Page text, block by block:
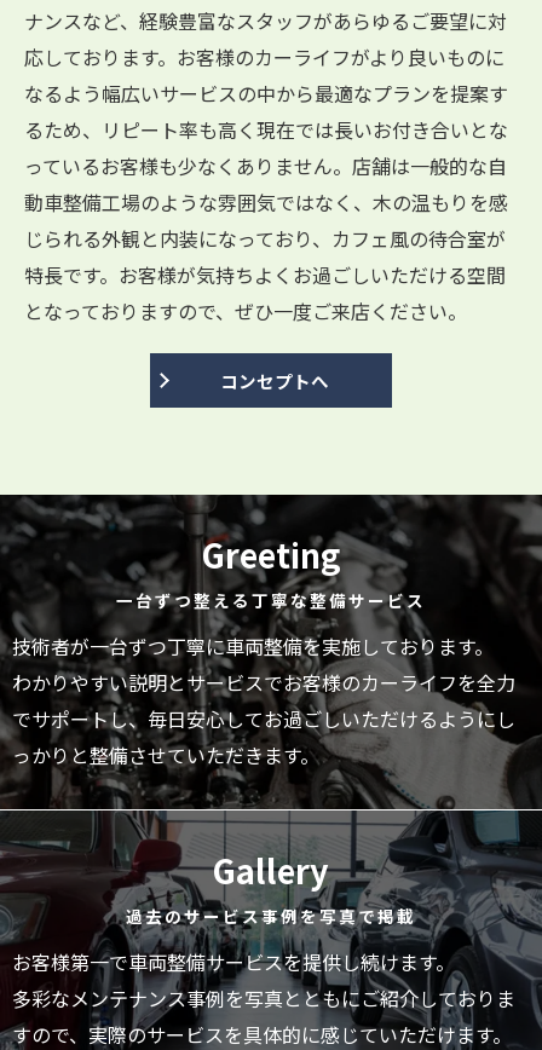
ナンスなど、経験豊富なスタッフがあらゆるご要望に対
応しております。お客様のカーライフがより良いものに
なるよう幅広いサービスの中から最適なプランを提案す
るため、リピート率も高く現在では長いお付き合いとな
っているお客様も少なくありません。店舗は一般的な自
動車整備工場のような雰囲気ではなく、木の温もりを感
じられる外観と内装になっており、カフェ風の待合室が
特長です。お客様が気持ちよくお過ごしいただける空間
となっておりますので、ぜひ一度ご来店ください。
コンセプトへ
Greeting
一台ずつ整える丁寧な整備サービス
技術者が一台ずつ丁寧に車両整備を実施しております。
わかりやすい説明とサービスでお客様のカーライフを全力
でサポートし、毎日安心してお過ごしいただけるようにし
っかりと整備させていただきます。
Gallery
過去のサービス事例を写真で掲載
お客様第一で車両整備サービスを提供し続けます。
多彩なメンテナンス事例を写真とともにご紹介しておりま
すので、実際のサービスを具体的に感じていただけます。